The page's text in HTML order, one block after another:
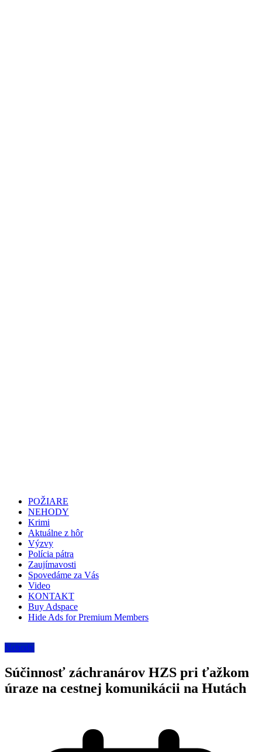
POŽIARE
NEHODY
Krimi
Aktuálne z hôr
Výzvy
Polícia pátra
Zaujímavosti
Spovedáme za Vás
Video
KONTAKT
Buy Adspace
Hide Ads for Premium Members
Nehody
Súčinnosť záchranárov HZS pri ťažkom
úraze na cestnej komunikácii na Hutách